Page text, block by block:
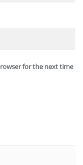
for the next time